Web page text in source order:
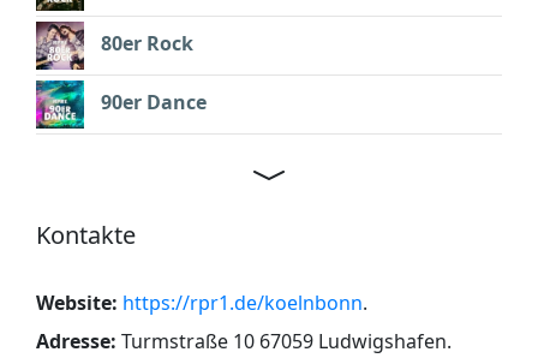
80er Rock
90er Dance
Kontakte
Website: https://rpr1.de/koelnbonn.
Adresse: Turmstraße 10 67059 Ludwigshafen.